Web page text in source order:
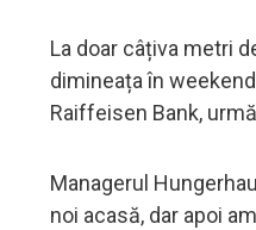
La doar câțiva metri
dimineața în
Raiffeisen Bank,
Managerul
noi acasă, dar apoi